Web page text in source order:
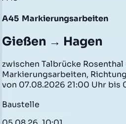
A45 Markierungsarbeiten
Gießen → Hagen
zwischen Talbrücke
Markierungsarbeiten,
von 07.08.2026 21:00 Uhr
Baustelle